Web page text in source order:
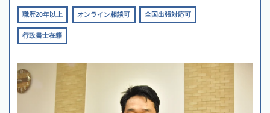
職歴20年以上 オンライン相談可 全国出張対応可
行政書士在籍